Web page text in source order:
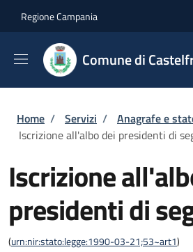
Regione Campania
Comune di
Briciole di pane
Home / Servizi / Anagrafe e
Iscrizione all'albo dei presidenti di
Iscrizione
presidenti di
(urn:nir:stato:legge:1990-03-21;53~art1)